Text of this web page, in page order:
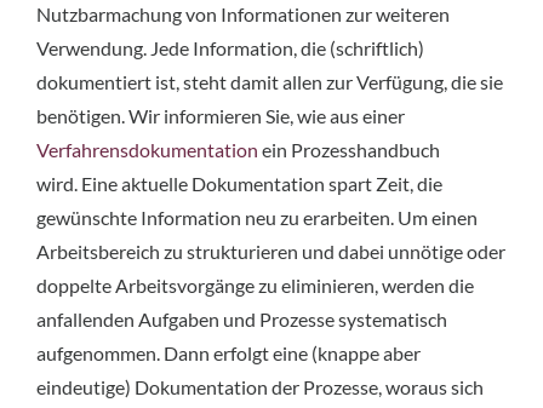
Nutzbarmachung von Informationen zur weiteren
Verwendung. Jede Information, die (schriftlich)
dokumentiert ist, steht damit allen zur Verfügung, die sie
benötigen. Wir informieren Sie, wie aus einer
Verfahrensdokumentation ein Prozesshandbuch
wird. Eine aktuelle Dokumentation spart Zeit, die
gewünschte Information neu zu erarbeiten. Um einen
Arbeitsbereich zu strukturieren und dabei unnötige oder
doppelte Arbeitsvorgänge zu eliminieren, werden die
anfallenden Aufgaben und Prozesse systematisch
aufgenommen. Dann erfolgt eine (knappe aber
eindeutige) Dokumentation der Prozesse, woraus sich